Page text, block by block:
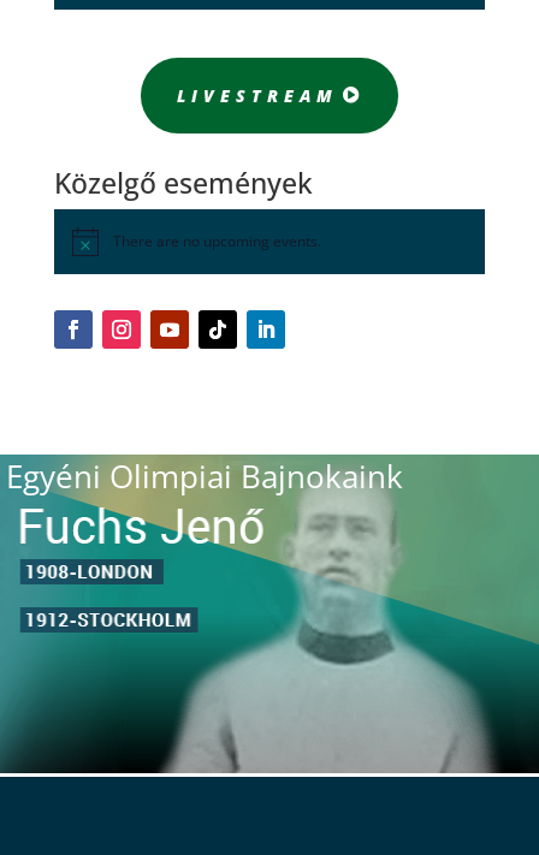
LIVESTREAM
Közelgő események
There are no upcoming events.
Egyéni Olimpiai Bajnokaink